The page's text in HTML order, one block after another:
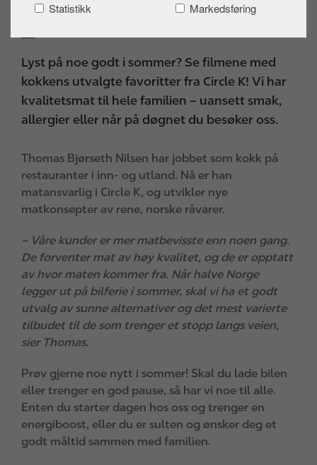
Statistikk
Markedsføring
Kokkens utvalgte
Lyst på noe godt i sommer? Se filmene med
kokkens utvalgte favoritter fra Circle K! Vi har
kvalitetsmat til hele familien – uansett smak,
allergier eller når på døgnet du besøker oss.
Thomas Bjørseth Nilsen har jobbet som kokk på
restauranter i inn- og utland. Nå er han
matansvarlig i Circle K, og utvikler nye
matkonsepter av rene, norske råvarer.
– Våre kunder er mer matbevisste enn noen gang.
De forventer mat av høy kvalitet, og de er opptatt
av hvor maten kommer fra. Når halve Norge
legger ut på bilferie i sommer, skal vi ha et godt
utvalg av sunne alternativer og det mest varierte
tilbudet til de som trenger et stopp langs veien,
sier Thomas.
Prøv gjerne noe nytt i sommer! Skal du lade bilen
eller trenger en god pause, så har vi noe til alle.
Enten du starter dagen hos oss og trenger en
energiboost, eller du er sulten og ønsker deg et
godt måltid sammen med familien.